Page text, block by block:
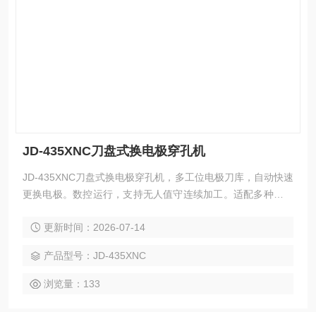
JD-435XNC刀盘式换电极穿孔机
JD-435XNC刀盘式换电极穿孔机，多工位电极刀库，自动快速
更换电极。数控运行，支持无人值守连续加工。适配多种加工
更新时间：2026-07-14
产品型号：JD-435XNC
浏览量：133